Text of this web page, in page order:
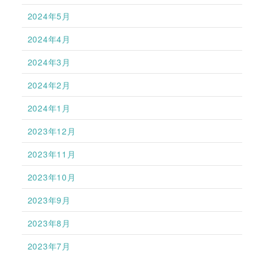
2024年5月
2024年4月
2024年3月
2024年2月
2024年1月
2023年12月
2023年11月
2023年10月
2023年9月
2023年8月
2023年7月